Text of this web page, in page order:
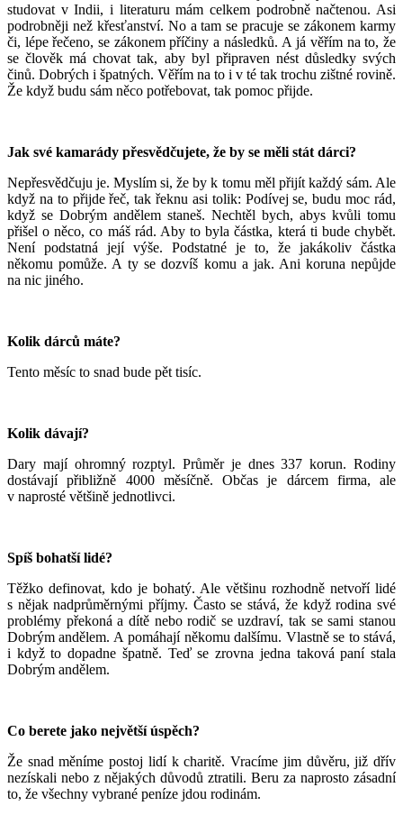
studovat v Indii, i literaturu mám celkem podrobně načtenou. Asi
podrobněji než křesťanství. No a tam se pracuje se zákonem karmy
či, lépe řečeno, se zákonem příčiny a následků. A já věřím na to, že
se člověk má chovat tak, aby byl připraven nést důsledky svých
činů. Dobrých i špatných. Věřím na to i v té tak trochu zištné rovině.
Že když budu sám něco potřebovat, tak pomoc přijde.
Jak své kamarády přesvědčujete, že by se měli stát dárci?
Nepřesvědčuju je. Myslím si, že by k tomu měl přijít každý sám. Ale
když na to přijde řeč, tak řeknu asi tolik: Podívej se, budu moc rád,
když se Dobrým andělem staneš. Nechtěl bych, abys kvůli tomu
přišel o něco, co máš rád. Aby to byla částka, která ti bude chybět.
Není podstatná její výše. Podstatné je to, že jakákoliv částka
někomu pomůže. A ty se dozvíš komu a jak. Ani koruna nepůjde
na nic jiného.
Kolik dárců máte?
Tento měsíc to snad bude pět tisíc.
Kolik dávají?
Dary mají ohromný rozptyl. Průměr je dnes 337 korun. Rodiny
dostávají přibližně 4000 měsíčně. Občas je dárcem firma, ale
v naprosté většině jednotlivci.
Spíš bohatší lidé?
Těžko definovat, kdo je bohatý. Ale většinu rozhodně netvoří lidé
s nějak nadprůměrnými příjmy. Často se stává, že když rodina své
problémy překoná a dítě nebo rodič se uzdraví, tak se sami stanou
Dobrým andělem. A pomáhají někomu dalšímu. Vlastně se to stává,
i když to dopadne špatně. Teď se zrovna jedna taková paní stala
Dobrým andělem.
Co berete jako největší úspěch?
Že snad měníme postoj lidí k charitě. Vracíme jim důvěru, již dřív
nezískali nebo z nějakých důvodů ztratili. Beru za naprosto zásadní
to, že všechny vybrané peníze jdou rodinám.